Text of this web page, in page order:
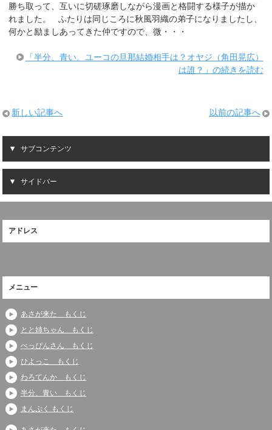
勝ち取って、互いに切磋琢磨しながら漫画と格闘する様子が描か
れました。 ふたりは同じころに秋風羽織の弟子になりましたし、
何かと励ましあってきた仲ですので、微・・・
「半分、青い。ユーコの旦那結婚相手は？オヤジ（角田晃広）
は誰？」の続きを読む
以前の記事へ
新しい記事へ
サブコンテンツ
サイドバー
アドレス
メニュー
あさが来た もくじ
とと姉ちゃん もくじ
べっぴんさん もくじ
ひよっこ もくじ
わろてんか もくじ
半分、青い もくじ
まんぷく もくじ